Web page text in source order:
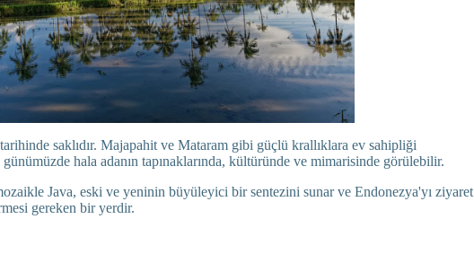
saklıdır. Majapahit ve Mataram gibi güçlü krallıklara ev sahipliği
günümüzde hala adanın tapınaklarında, kültüründe ve mimarisinde görülebilir.
Java, eski ve yeninin büyüleyici bir sentezini sunar ve Endonezya'yı ziyaret
gereken bir yerdir.